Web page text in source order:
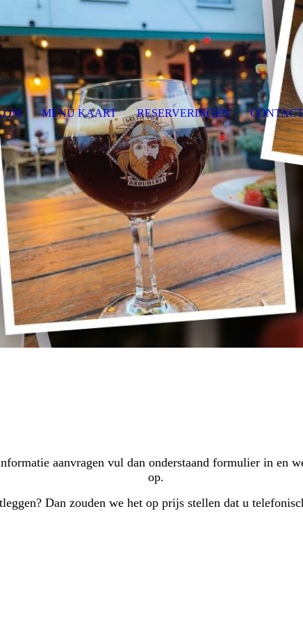
aanvragen vul dan onderstaand formulier in en
op.
Dan zouden we het op prijs stellen dat u
MENU KAART RESERVERINGEN CONTACT